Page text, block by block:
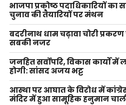
भाजपा प्रकोष्ठ पदाधिकारियों का
चुनाव की तैयारियों पर मंथन
बदरीनाथ धाम चढ़ावा चोरी
सबकी नजर
जनहित सर्वोपरि, विकास कार्यों में
होगी: सांसद अजय भट्ट
आस्था पर आघात के विरोध में
मंदिर में हुआ सामूहिक हनुमान